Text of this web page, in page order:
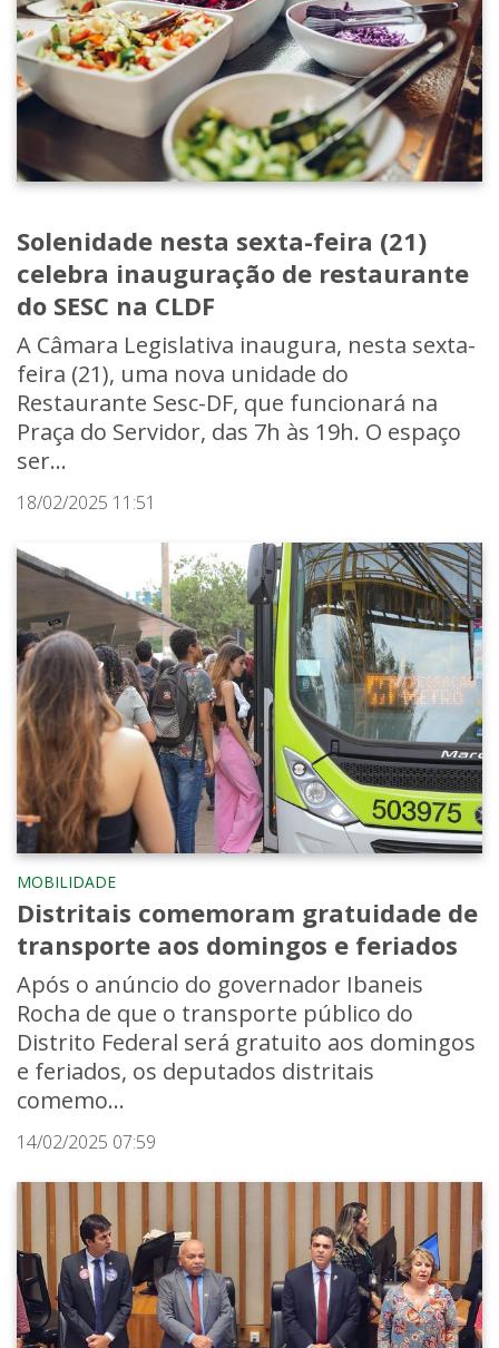
Solenidade nesta sexta-feira (21)
celebra inauguração de restaurante
do SESC na CLDF
A Câmara Legislativa inaugura, nesta sexta-
feira (21), uma nova unidade do
Restaurante Sesc-DF, que funcionará na
Praça do Servidor, das 7h às 19h. O espaço
ser...
18/02/2025 11:51
MOBILIDADE
Distritais comemoram gratuidade de
transporte aos domingos e feriados
Após o anúncio do governador Ibaneis
Rocha de que o transporte público do
Distrito Federal será gratuito aos domingos
e feriados, os deputados distritais
comemo...
14/02/2025 07:59